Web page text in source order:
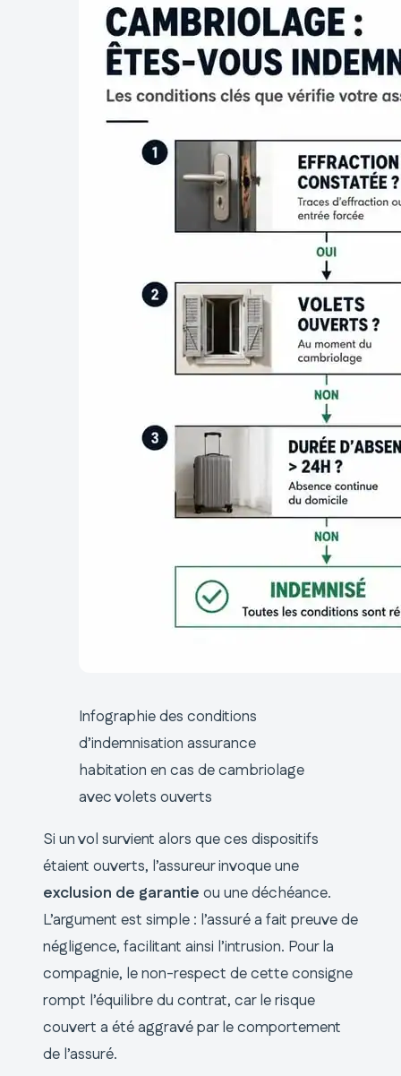
Infographie des conditions
d’indemnisation assurance
habitation en cas de cambriolage
avec volets ouverts
Si un vol survient alors que ces dispositifs
étaient ouverts, l’assureur invoque une
exclusion de garantie ou une déchéance.
L’argument est simple : l’assuré a fait preuve de
négligence, facilitant ainsi l’intrusion. Pour la
compagnie, le non-respect de cette consigne
rompt l’équilibre du contrat, car le risque
couvert a été aggravé par le comportement
de l’assuré.